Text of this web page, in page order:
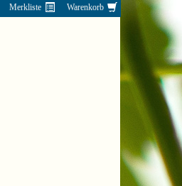
Merkliste Warenkorb